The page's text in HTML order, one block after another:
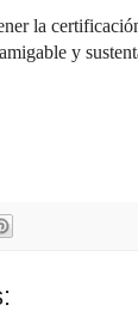
la
y